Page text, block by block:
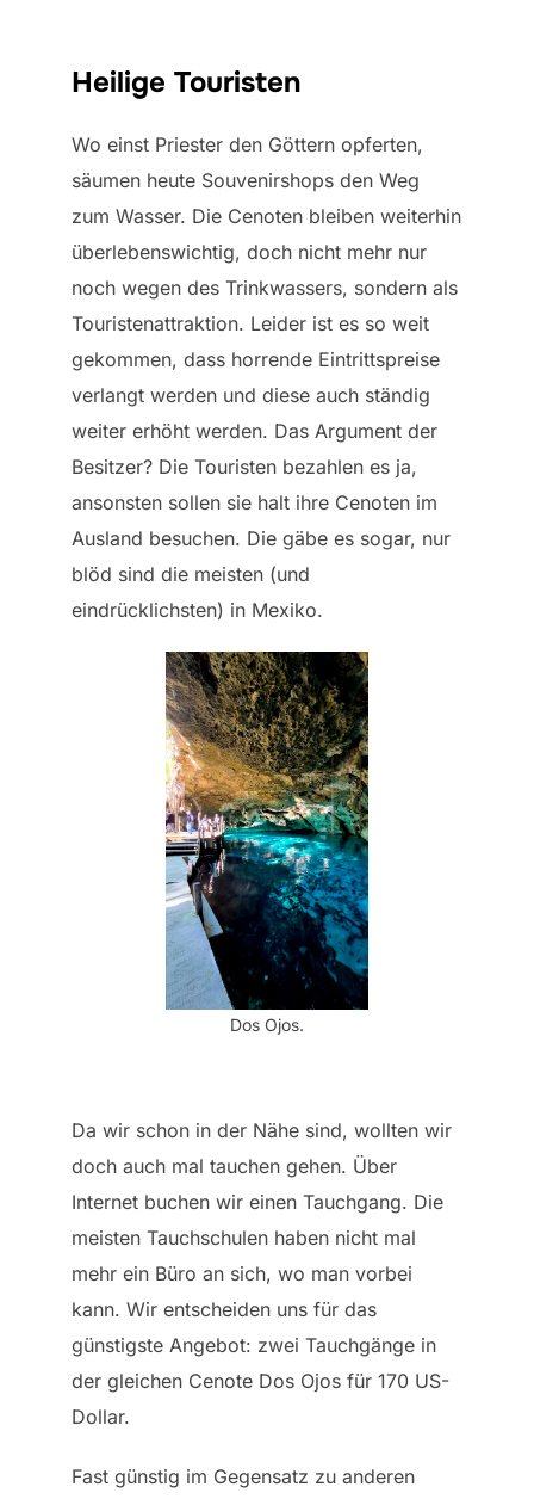
Heilige Touristen
Wo einst Priester den Göttern opferten,
säumen heute Souvenirshops den Weg
zum Wasser. Die Cenoten bleiben weiterhin
überlebenswichtig, doch nicht mehr nur
noch wegen des Trinkwassers, sondern als
Touristenattraktion. Leider ist es so weit
gekommen, dass horrende Eintrittspreise
verlangt werden und diese auch ständig
weiter erhöht werden. Das Argument der
Besitzer? Die Touristen bezahlen es ja,
ansonsten sollen sie halt ihre Cenoten im
Ausland besuchen. Die gäbe es sogar, nur
blöd sind die meisten (und
eindrücklichsten) in Mexiko.
Dos Ojos.
Da wir schon in der Nähe sind, wollten wir
doch auch mal tauchen gehen. Über
Internet buchen wir einen Tauchgang. Die
meisten Tauchschulen haben nicht mal
mehr ein Büro an sich, wo man vorbei
kann. Wir entscheiden uns für das
günstigste Angebot: zwei Tauchgänge in
der gleichen Cenote Dos Ojos für 170 US-
Dollar.
Fast günstig im Gegensatz zu anderen